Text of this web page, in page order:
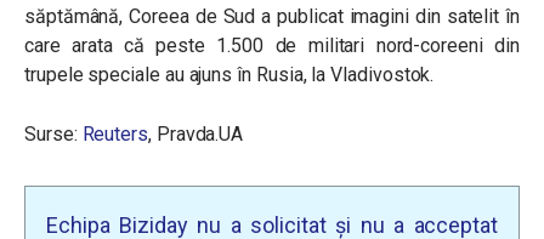
săptămână, Coreea de Sud a publicat imagini din satelit în
care arata că peste 1.500 de militari nord-coreeni din
trupele speciale au ajuns în Rusia, la Vladivostok.
Surse: Reuters, Pravda.UA
Echipa Biziday nu a solicitat și nu a acceptat